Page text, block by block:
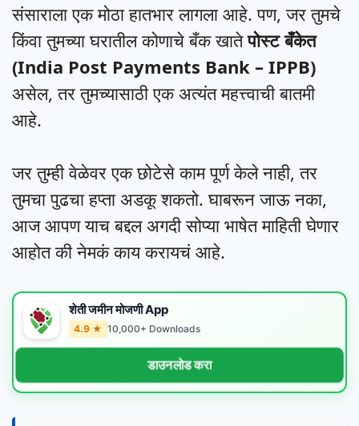
संसाराला एक मोठा हातभार लागला आहे. पण, जर तुमचे
किंवा तुमच्या घरातील कोणाचे बँक खातेपोस्ट बँकेत
(India Post Payments Bank – IPPB)
असेल, तर तुमच्यासाठी एक अत्यंत महत्त्वाची बातमी
आहे.
जर तुम्ही वेळेवर एक छोटेसे काम पूर्ण केले नाही, तर
तुमचा पुढचा हप्ता अडकू शकतो. घाबरून जाऊ नका,
आज आपण याच बद्दल अगदी सोप्या भाषेत माहिती घेणार
आहोत की नेमकं काय करायचं आहे.
शेती जमीन मोजणी App
4.9 ★ 10,000+ Downloads
डाउनलोड करा